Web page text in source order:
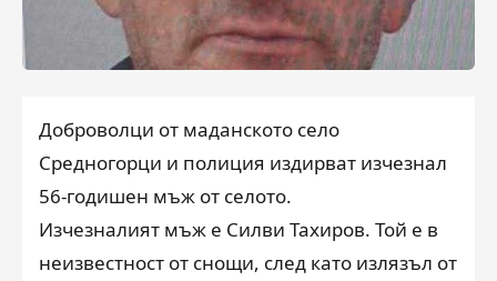
Доброволци от маданското село
Средногорци и полиция издирват изчезнал
56-годишен мъж от селото.
Изчезналият мъж е Силви Тахиров. Той е в
неизвестност от снощи, след като излязъл от